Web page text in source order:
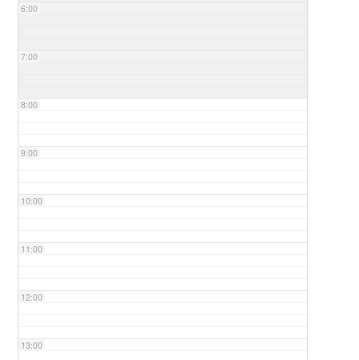
6:00
7:00
8:00
9:00
10:00
11:00
12:00
13:00